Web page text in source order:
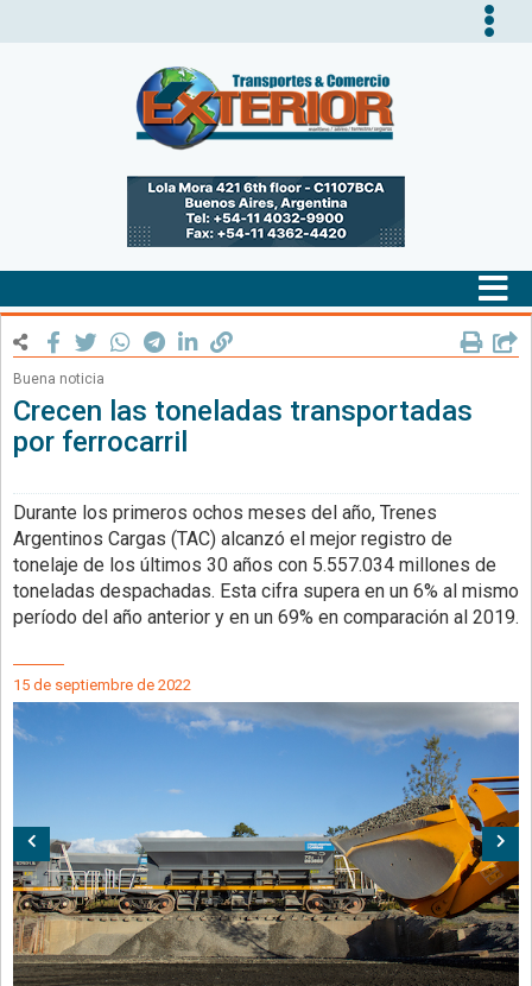
Buena noticia
Crecen las toneladas transportadas
por ferrocarril
Durante los primeros ochos meses del año, Trenes
Argentinos Cargas (TAC) alcanzó el mejor registro de
tonelaje de los últimos 30 años con 5.557.034 millones de
toneladas despachadas. Esta cifra supera en un 6% al mismo
período del año anterior y en un 69% en comparación al 2019.
15 de septiembre de 2022
Anterior